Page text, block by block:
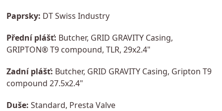
Paprsky: DT Swiss Industry
Přední plášť: Butcher, GRID GRAVITY Casing,
GRIPTON® T9 compound, TLR, 29x2.4"
Zadní plášť: Butcher, GRID GRAVITY Casing, Gripton T9
compound 27.5x2.4"
Duše: Standard, Presta Valve